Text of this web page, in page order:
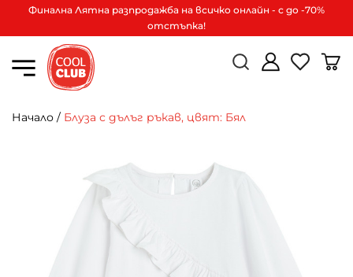
Финална Лятна разпродажба на всичко онлайн - с до -70%
отстъпка!
Начало / Блуза с дълъг ръкав, цвят: Бял